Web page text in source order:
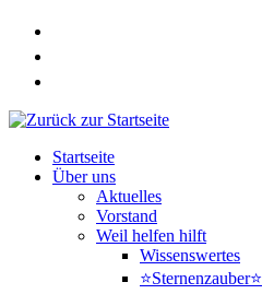
Zum
springen
Startseite
Über uns
Aktuelles
Vorstand
Weil helfen hilft
Wissenswertes
⭐Sternenzauber⭐